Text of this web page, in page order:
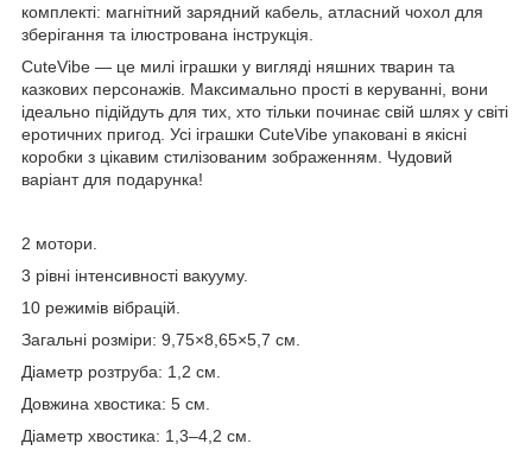
комплекті: магнітний зарядний кабель, атласний чохол для
зберігання та ілюстрована інструкція.
CuteVibe — це милі іграшки у вигляді няшних тварин та
казкових персонажів. Максимально прості в керуванні, вони
ідеально підійдуть для тих, хто тільки починає свій шлях у світі
еротичних пригод. Усі іграшки CuteVibe упаковані в якісні
коробки з цікавим стилізованим зображенням. Чудовий
варіант для подарунка!
2 мотори.
3 рівні інтенсивності вакууму.
10 режимів вібрацій.
Загальні розміри: 9,75×8,65×5,7 см.
Діаметр розтруба: 1,2 см.
Довжина хвостика: 5 см.
Діаметр хвостика: 1,3–4,2 см.